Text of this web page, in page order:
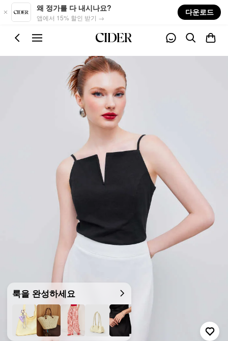
Skip to main content
왜 정가를 다 내시나요?
앱에서 15% 할인 받기 →
다운로드
룩을 완성하세요